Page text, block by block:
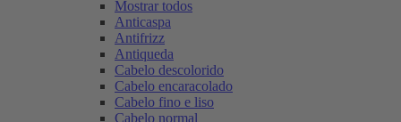
Mostrar todos
Anticaspa
Antifrizz
Antiqueda
Cabelo descolorido
Cabelo encaracolado
Cabelo fino e liso
Cabelo normal